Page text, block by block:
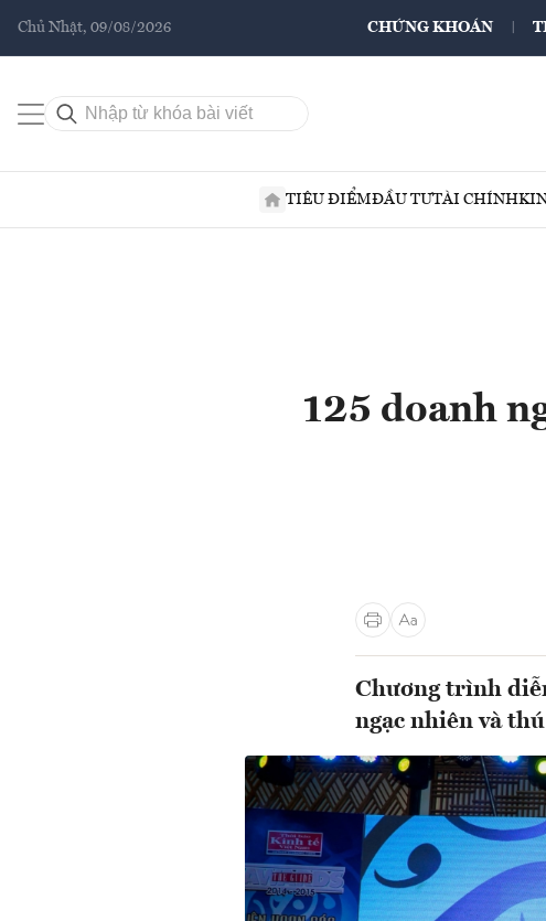
Chủ Nhật, 09/08/2026 CHỨNG KHOÁN
TIÊU ĐIỂMĐẦU TƯTÀI CHÍNH
125 doanh
Chương trình
ngạc nhiên và